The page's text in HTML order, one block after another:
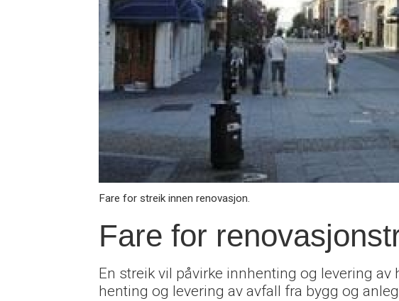
Fare for streik innen renovasjon.
Fare for
En streik vil påvirke innhenting og levering
henting og levering av avfall fra bygg og